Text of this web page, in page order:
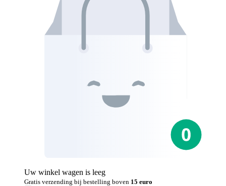
Uw winkel wagen is leeg
Gratis verzending bij bestelling boven 15 euro